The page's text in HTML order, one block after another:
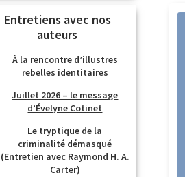
Entretiens avec nos
auteurs
À la rencontre d’illustres
rebelles identitaires
Juillet 2026 – le message
d’Évelyne Cotinet
Le tryptique de la
criminalité démasqué
(Entretien avec Raymond H. A.
Carter)